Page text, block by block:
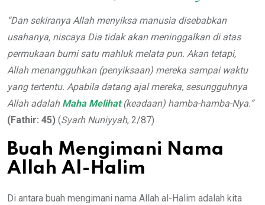
“Dan sekiranya Allah menyiksa manusia disebabkan
usahanya, niscaya Dia tidak akan meninggalkan di atas
permukaan bumi satu mahluk melata pun. Akan tetapi,
Allah menangguhkan (penyiksaan) mereka sampai waktu
yang tertentu. Apabila datang ajal mereka, sesungguhnya
Allah adalah Maha Melihat(keadaan) hamba-hamba-Nya.”
(Fathir: 45) (Syarh Nuniyyah, 2/87)
Buah Mengimani Nama
Allah Al-Halim
Di antara buah mengimani nama Allah al-Halim adalah kita